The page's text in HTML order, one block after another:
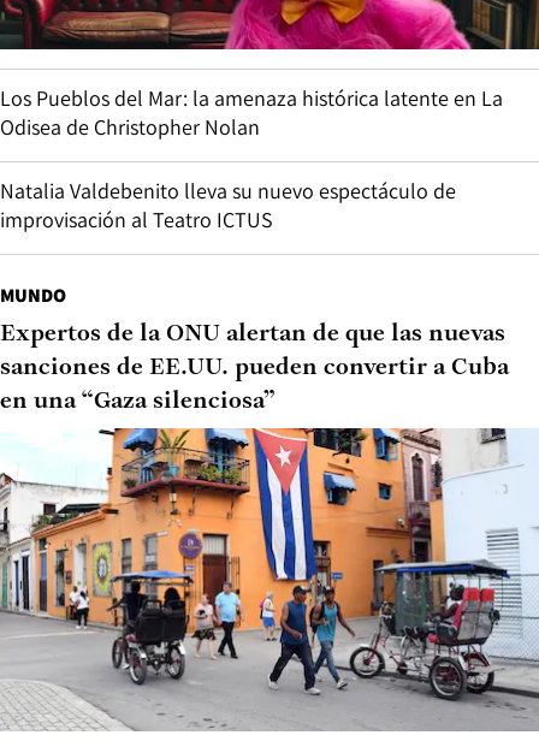
Los Pueblos del Mar: la amenaza histórica latente en La
Odisea de Christopher Nolan
Natalia Valdebenito lleva su nuevo espectáculo de
improvisación al Teatro ICTUS
MUNDO
Expertos de la ONU alertan de que las nuevas
sanciones de EE.UU. pueden convertir a Cuba
en una “Gaza silenciosa”